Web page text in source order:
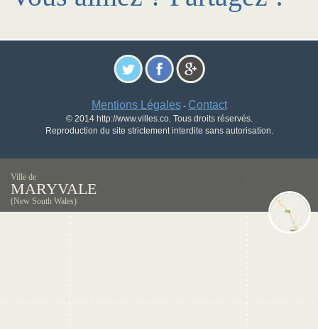
Mentions Légales- Contact
© 2014 http://www.villes.co. Tous droits réservés.
Reproduction du site strictement interdite sans autorisation.
Ville de
MARYVALE
(New South Wales)